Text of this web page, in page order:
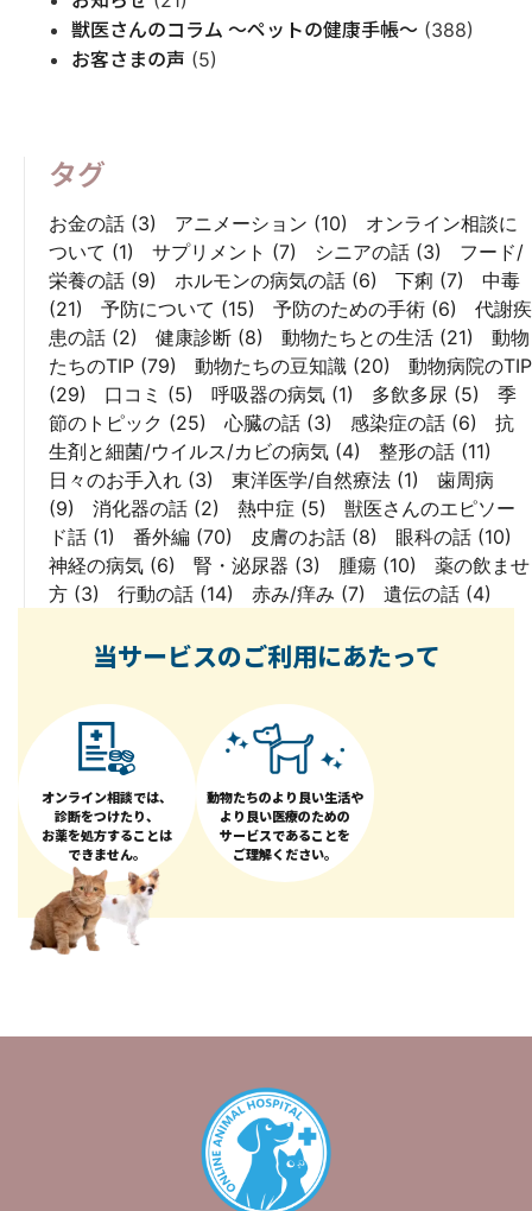
獣医さんのコラム 〜ペットの健康手帳〜 (388)
お客さまの声 (5)
タグ
お金の話 (3) アニメーション (10)
オンライン相談に
ついて (1) サプリメント (7) シニアの話 (3)
フード/
栄養の話 (9) ホルモンの病気の話 (6) 下痢 (7)
中毒
(21)
予防について (15) 予防のための手術 (6)
代謝疾
患の話 (2) 健康診断 (8) 動物たちとの生活 (21)
動物
たちのTIP (79) 動物たちの豆知識 (20)
動物病院のTIP
(29)
口コミ (5) 呼吸器の病気 (1) 多飲多尿 (5)
季
節のトピック (25) 心臓の話 (3) 感染症の話 (6)
抗
生剤と細菌/ウイルス/カビの病気 (4) 整形の話 (11)
日々のお手入れ (3) 東洋医学/自然療法 (1)
歯周病
(9)
消化器の話 (2) 熱中症 (5)
獣医さんのエピソー
ド話 (1) 番外編 (70) 皮膚のお話 (8) 眼科の話 (10)
神経の病気 (6) 腎・泌尿器 (3) 腫瘍 (10)
薬の飲ませ
方 (3) 行動の話 (14) 赤み/痒み (7) 遺伝の話 (4)
当サービスのご利用にあたって
オンライン相談では、
診断をつけたり、
お薬を処方することは
できません。
動物たちのより良い生活や
より良い医療のための
サービスであることを
ご理解ください。